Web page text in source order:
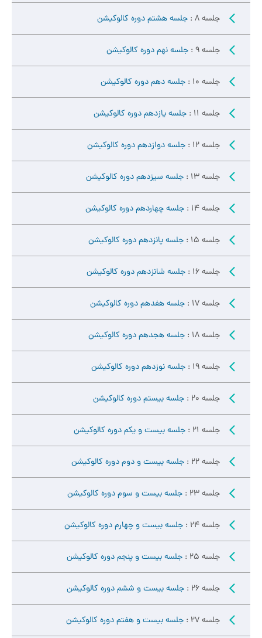
جلسه 8 : جلسه هشتم دوره کالوکیشن
جلسه 9 : جلسه نهم دوره کالوکیشن
جلسه 10 : جلسه دهم دوره کالوکیشن
جلسه 11 : جلسه یازدهم دوره کالوکیشن
جلسه 12 : جلسه دوازدهم دوره کالوکیشن
جلسه 13 : جلسه سیزدهم دوره کالوکیشن
جلسه 14 : جلسه چهاردهم دوره کالوکیشن
جلسه 15 : جلسه پانزدهم دوره کالوکیشن
جلسه 16 : جلسه شانزدهم دوره کالوکیشن
جلسه 17 : جلسه هفدهم دوره کالوکیشن
جلسه 18 : جلسه هجدهم دوره کالوکیشن
جلسه 19 : جلسه نوزدهم دوره کالوکیشن
جلسه 20 : جلسه بیستم دوره کالوکیشن
جلسه 21 : جلسه بیست و یکم دوره کالوکیشن
جلسه 22 : جلسه بیست و دوم دوره کالوکیشن
جلسه 23 : جلسه بیست و سوم دوره کالوکیشن
جلسه 24 : جلسه بیست و چهارم دوره کالوکیشن
جلسه 25 : جلسه بیست و پنجم دوره کالوکیشن
جلسه 26 : جلسه بیست و ششم دوره کالوکیشن
جلسه 27 : جلسه بیست و هفتم دوره کالوکیشن